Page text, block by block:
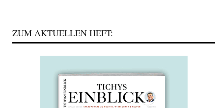
ZUM AKTUELLEN HEFT: